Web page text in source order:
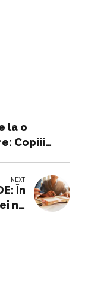
la o
Copiii
NEXT
În
nu